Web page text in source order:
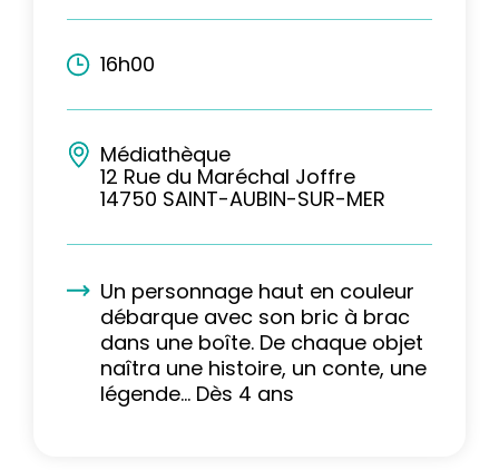
16h00
Médiathèque
12 Rue du Maréchal Joffre
14750 SAINT-AUBIN-SUR-MER
Un personnage haut en couleur
débarque avec son bric à brac
dans une boîte. De chaque objet
naîtra une histoire, un conte, une
légende… Dès 4 ans